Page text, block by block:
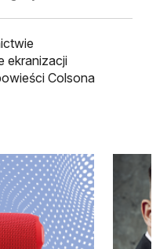
ekranizacji
Colsona